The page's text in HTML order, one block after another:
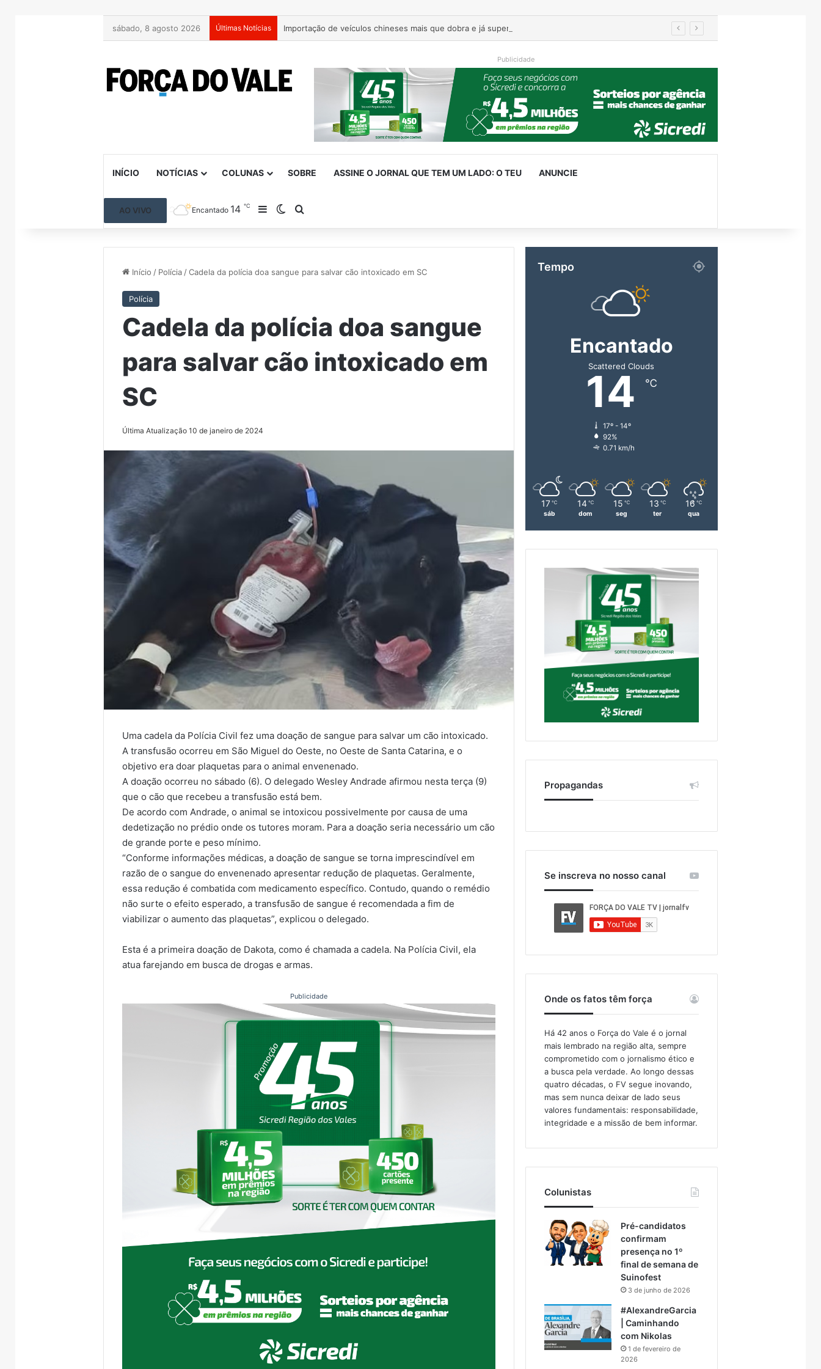
sábado, 8 agosto 2026 Últimas Notícias
Publicidade
INÍCIO NOTÍCIAS COLUNAS SOBRE ASSINE O JORNAL QUE TEM UM LADO: O TEU ANUNCIE
AO VIVO Encantado 14℃ Barra Lateral
Switch skin
Início / Polícia / Cadela da polícia doa sangue para salvar cão intoxicado em SC
Polícia
Cadela da polícia doa sangue
para salvar cão intoxicado em
SC
Última Atualização 10 de janeiro de 2024
Uma cadela da Polícia Civil fez uma doação de sangue para salvar um cão intoxicado.
A transfusão ocorreu em São Miguel do Oeste, no Oeste de Santa Catarina, e o
objetivo era doar plaquetas para o animal envenenado.
A doação ocorreu no sábado (6). O delegado Wesley Andrade afirmou nesta terça (9)
que o cão que recebeu a transfusão está bem.
De acordo com Andrade, o animal se intoxicou possivelmente por causa de uma
dedetização no prédio onde os tutores moram. Para a doação seria necessário um cão
de grande porte e peso mínimo.
“Conforme informações médicas, a doação de sangue se torna imprescindível em
razão de o sangue do envenenado apresentar redução de plaquetas. Geralmente,
essa redução é combatida com medicamento específico. Contudo, quando o remédio
não surte o efeito esperado, a transfusão de sangue é recomendada a fim de
viabilizar o aumento das plaquetas”, explicou o delegado.
Esta é a primeira doação de Dakota, como é chamada a cadela. Na Polícia Civil, ela
atua farejando em busca de drogas e armas.
Publicidade
Tempo
Encantado
Scattered Clouds
14 ℃
17º - 14º
92%
0.71 km/h
17 ℃
sáb
14 ℃
dom
15 ℃
seg
13 ℃
ter
16 ℃
qua
Propagandas
Se inscreva no nosso canal
Onde os fatos têm força
Há 42 anos o Força do Vale é o jornal
mais lembrado na região alta, sempre
comprometido com o jornalismo ético e
a busca pela verdade. Ao longo dessas
quatro décadas, o FV segue inovando,
mas sem nunca deixar de lado seus
valores fundamentais: responsabilidade,
integridade e a missão de bem informar.​
Colunistas
Pré-candidatos
confirmam
presença no 1º
final de semana de
Suinofest
3 de junho de 2026
#AlexandreGarcia
| Caminhando
com Nikolas
1 de fevereiro de
2026